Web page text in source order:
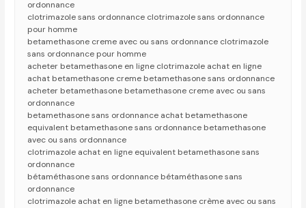
ordonnance
clotrimazole sans ordonnance clotrimazole sans ordonnance
pour homme
betamethasone creme avec ou sans ordonnance clotrimazole
sans ordonnance pour homme
acheter betamethasone en ligne clotrimazole achat en ligne
achat betamethasone creme betamethasone sans ordonnance
acheter betamethasone betamethasone creme avec ou sans
ordonnance
betamethasone sans ordonnance achat betamethasone
equivalent betamethasone sans ordonnance betamethasone
avec ou sans ordonnance
clotrimazole achat en ligne equivalent betamethasone sans
ordonnance
bétaméthasone sans ordonnance bétaméthasone sans
ordonnance
clotrimazole achat en ligne betamethasone crème avec ou sans